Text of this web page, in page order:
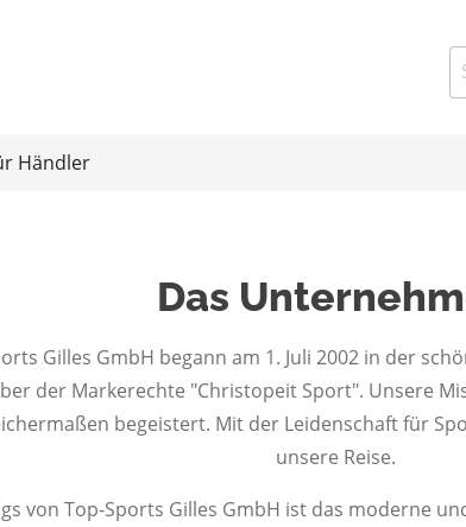
Händler
Kraft Stationen
Hantelbänke
Bauchtrainer
Total Exerciser
Das
Gilles GmbH begann am 1. Juli 2002 in der
der Markerechte "Christopeit Sport". Unsere
begeistert. Mit der Leidenschaft für
unsere Reise.
von Top-Sports Gilles GmbH ist das moderne